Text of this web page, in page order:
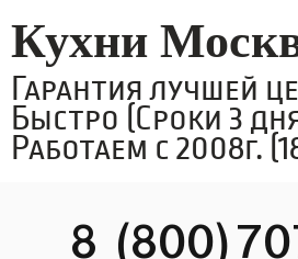
Кухни
Гарантия лучшей
Быстро (Сроки 3
Работаем с 2008г.
8